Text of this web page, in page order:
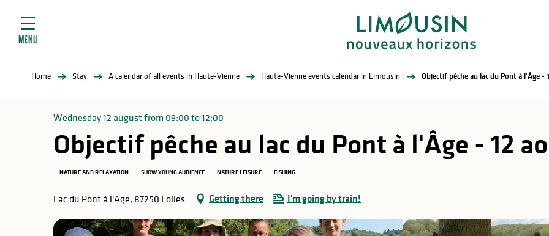
contenu
MENU
Home Stay A calendar of all events in Haute-Vienne Haute-Vienne events calendar in Limousin Objectif pêche au lac du Pont à l'Âge -
Wednesday 12 august from 09:00 to 12:00
Objectif pêche au lac du Pont à l'Âge - 12
NATURE AND RELAXATION SHOW YOUNG AUDIENCE NATURE LEISURE FISHING
Lac du Pont à l'Age, 87250 Folles Getting there I'm going by train!